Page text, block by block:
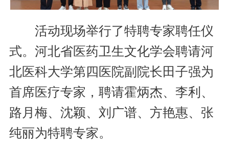
活动现场举行了特聘专家聘任仪
式。河北省医药卫生文化学会聘请河
北医科大学第四医院副院长田子强为
首席医疗专家，聘请霍炳杰、李利、
路月梅、沈颖、刘广谱、方艳惠、张
纯丽为特聘专家。